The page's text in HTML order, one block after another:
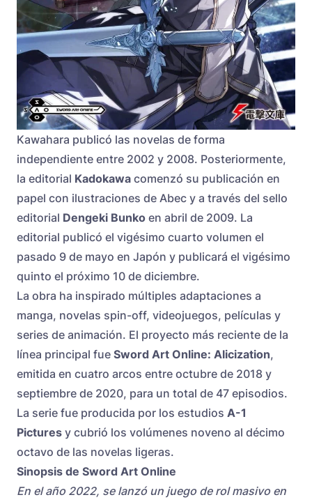
Kawahara publicó las novelas de forma
independiente entre 2002 y 2008. Posteriormente,
la editorial Kadokawa comenzó su publicación en
papel con ilustraciones de Abec y a través del sello
editorial Dengeki Bunko en abril de 2009. La
editorial publicó el vigésimo cuarto volumen el
pasado 9 de mayo en Japón y publicará el vigésimo
quinto el próximo 10 de diciembre.
La obra ha inspirado múltiples adaptaciones a
manga, novelas spin-off, videojuegos, películas y
series de animación. El proyecto más reciente de la
línea principal fue Sword Art Online: Alicization,
emitida en cuatro arcos entre octubre de 2018 y
septiembre de 2020, para un total de 47 episodios.
La serie fue producida por los estudios A-1
Pictures y cubrió los volúmenes noveno al décimo
octavo de las novelas ligeras.
Sinopsis de Sword Art Online
En el año 2022, se lanzó un juego de rol masivo en